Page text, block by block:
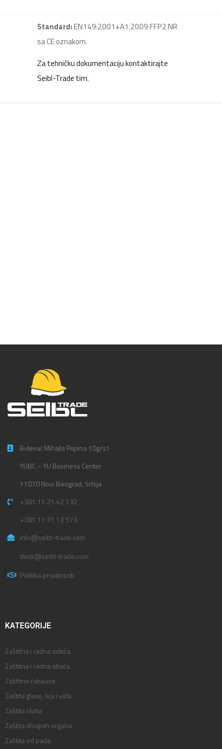
Standard:EN149:2001+A1:2009 FFP2 NR
sa CE oznakom.
Za tehničku dokumentaciju kontaktirajte
Seibl-Trade tim.
Bulevar Mihajla Pupina 10g/s1
YUBC – YU Business Center
11070 Novi Beograd, Srbija
+381 11 21 42 132
+381 11 31 13 573
info@seibl-trade.com
desk@seibl-trade.com
Politika privatnosti
KATEGORIJE
Zaštitna i radna odeća
Zaštitna i radna obuća
Zaštitne rukavice
Zaštita glave, lica i vida
Zaštita sluha
Zaštita disajnih organa
Zaštita od pada